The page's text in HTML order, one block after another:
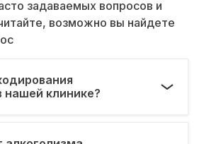
задаваемых вопросов и
возможно вы найдете
нашей клинике?